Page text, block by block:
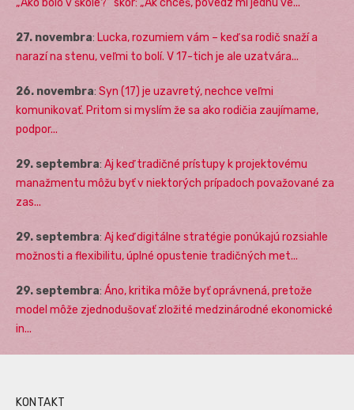
27. novembra: Lucka, rozumiem vám – keď sa rodič snaží a
narazí na stenu, veľmi to bolí. V 17-tich je ale uzatvára...
26. novembra: Syn (17) je uzavretý, nechce veľmi
komunikovať. Pritom si myslím že sa ako rodičia zaujímame,
podpor...
29. septembra: Aj keď tradičné prístupy k projektovému
manažmentu môžu byť v niektorých prípadoch považované za
zas...
29. septembra: Aj keď digitálne stratégie ponúkajú rozsiahle
možnosti a flexibilitu, úplné opustenie tradičných met...
29. septembra: Áno, kritika môže byť oprávnená, pretože
model môže zjednodušovať zložité medzinárodné ekonomické
in...
KONTAKT